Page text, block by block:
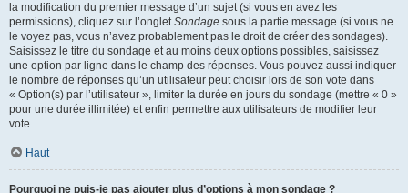
la modification du premier message d’un sujet (si vous en avez les
permissions), cliquez sur l’ongletSondage sous la partie message (si vous ne
le voyez pas, vous n’avez probablement pas le droit de créer des sondages).
Saisissez le titre du sondage et au moins deux options possibles, saisissez
une option par ligne dans le champ des réponses. Vous pouvez aussi indiquer
le nombre de réponses qu’un utilisateur peut choisir lors de son vote dans
« Option(s) par l’utilisateur », limiter la durée en jours du sondage (mettre « 0 »
pour une durée illimitée) et enfin permettre aux utilisateurs de modifier leur
vote.
Haut
Pourquoi ne puis-je pas ajouter plus d’options à mon sondage ?